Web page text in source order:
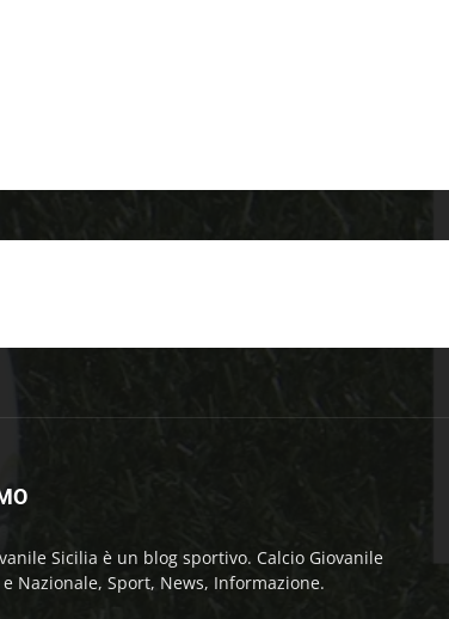
Sicilia è un blog sportivo. Calcio Giovanile
e Nazionale, Sport, News, Informazione.